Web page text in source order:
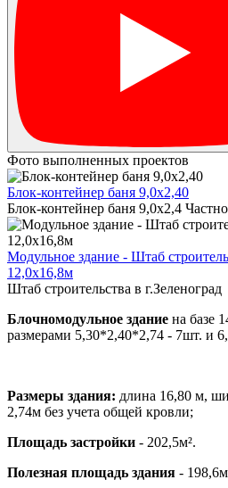
Фото выполненных проектов
Блок-контейнер баня 9,0х2,40
Блок-контейнер баня 9,0х2,4
Модульное здание - Штаб
12,0х16,8м
Штаб строительства в г.Зеленоград
Блочномодульное здание на базе
размерами 5,30*2,40*2,74 - 7шт. и
Размеры здания: длина 16,80 м,
2,74м без учета общей кровли;
Площадь застройки - 202,5м².
Полезная площадь здания -